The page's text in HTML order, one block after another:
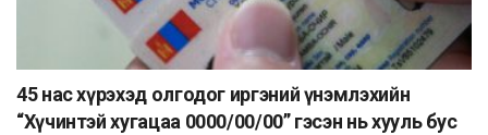
45 нас хүрэхэд олгодог иргэний үнэмлэхийн
“Хүчинтэй хугацаа 0000/00/00” гэсэн нь хууль бус